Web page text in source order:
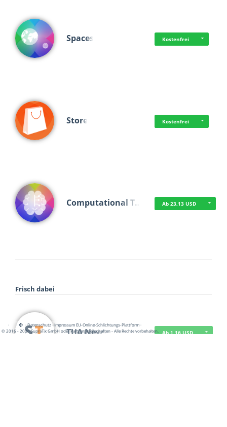
Spaces Kostenfrei
Store Kostenfrei
Computational T… Ab 23,13 USD
Frisch dabei
TUA News Ab 1,16 USD
· · ·Datenschutz·Impressum EU-Online-Schlichtungs-Plattform·
© 2016 - 2026 SupraTix GmbH oder Partnergesellschaften - Alle Rechte vorbehalten.